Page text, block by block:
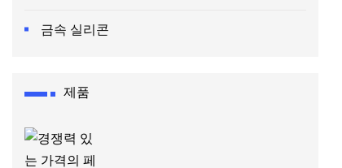
금속 실리콘
제품